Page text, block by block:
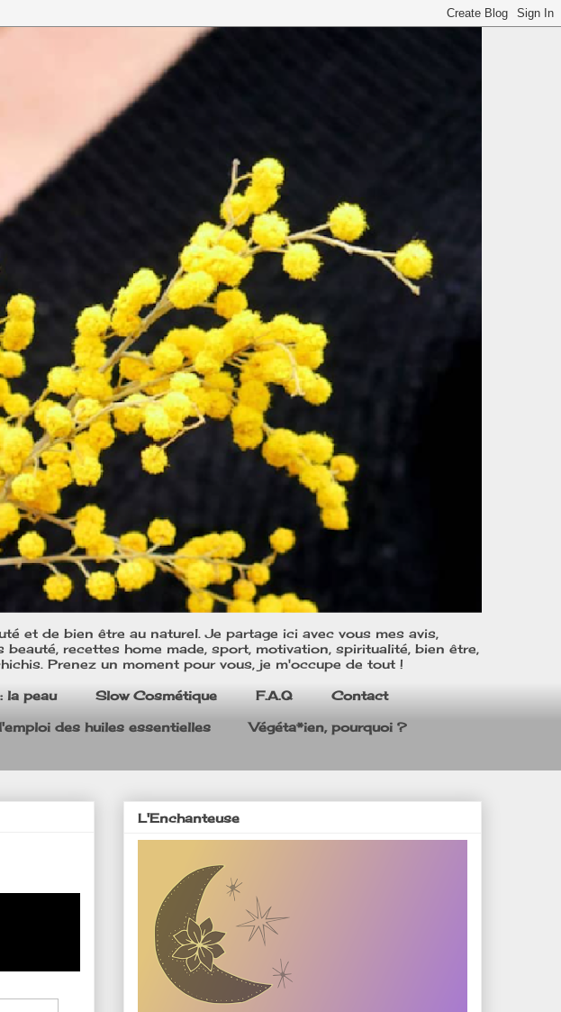
et de bien être au naturel. Je partage ici avec vous mes avis,
recettes home made, sport, motivation, spiritualité, bien être,
Prenez un moment pour vous, je m'occupe de tout !
la peau Slow Cosmétique F.A.Q Contact
des huiles essentielles Végéta*ien, pourquoi ?
L'Enchanteuse